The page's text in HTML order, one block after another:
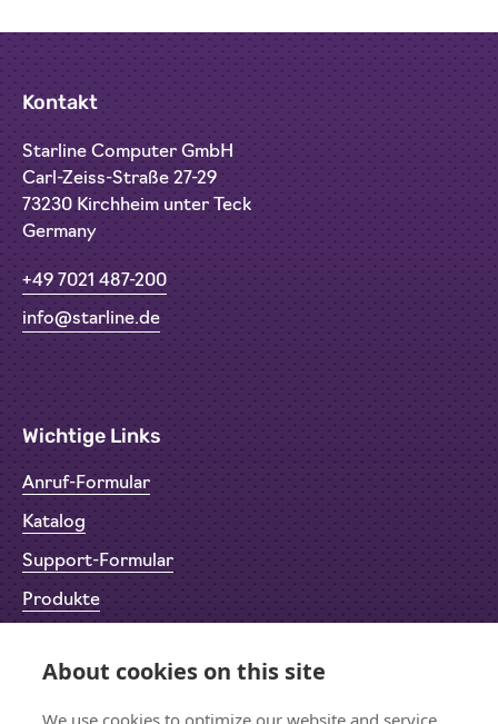
Kontakt
Starline Computer GmbH
Carl-Zeiss-Straße 27-29
73230 Kirchheim unter Teck
Germany
+49 7021 487-200
info@starline.de
Wichtige Links
Anruf-Formular
Katalog
Support-Formular
Produkte
Datenschutz
Impressum
About cookies on this site
We use cookies to optimize our website and service.